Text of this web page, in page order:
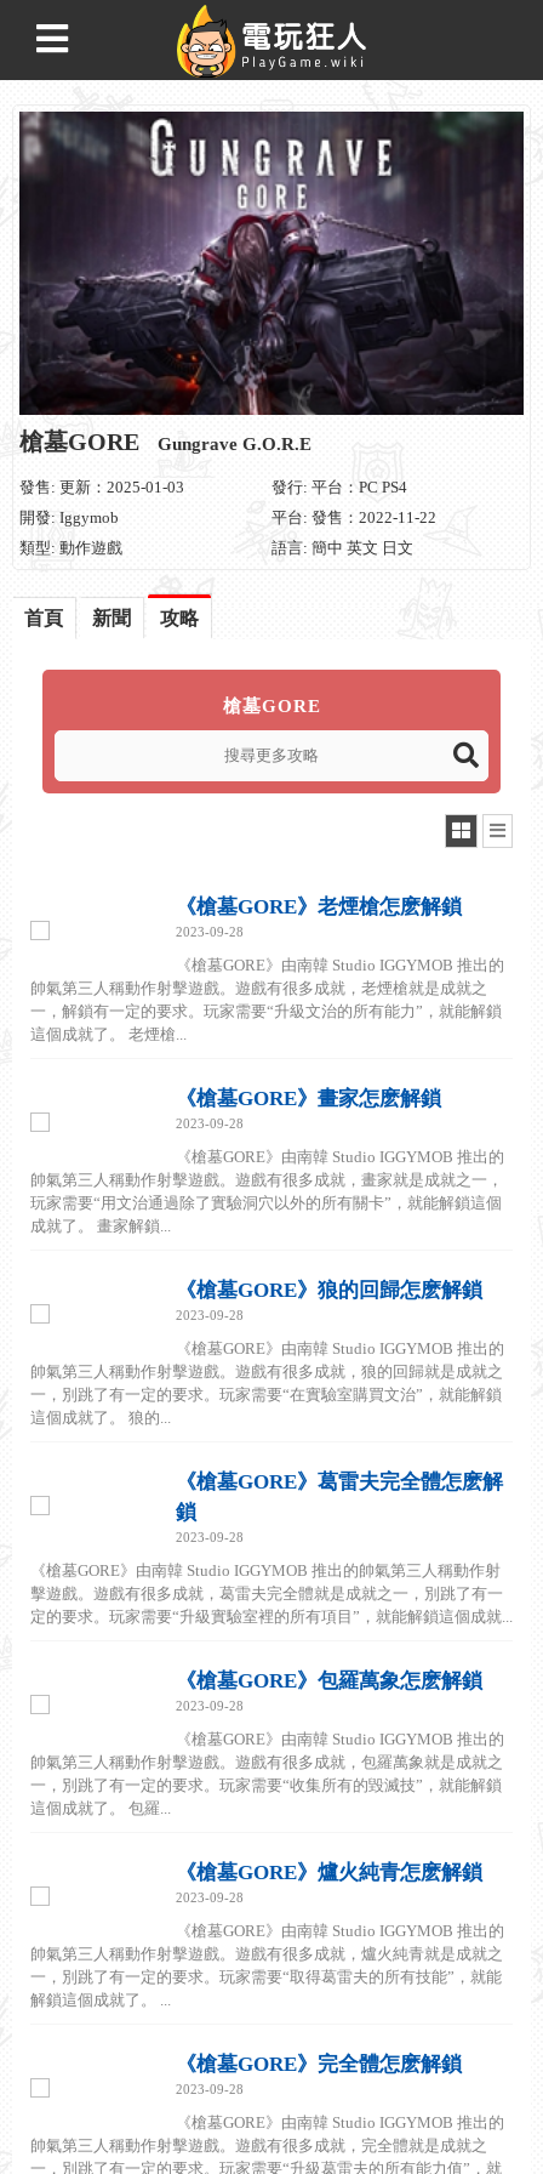
槍墓GORE Gungrave G.O.R.E
發售: 更新：2025-01-03
發行: 平台：PC PS4
開發: Iggymob
平台: 發售：2022-11-22
類型: 動作遊戲
語言: 簡中 英文 日文
首頁 新聞 攻略
槍墓GORE
《槍墓GORE》老煙槍怎麽解鎖
2023-09-28
《槍墓GORE》由南韓 Studio IGGYMOB 推出的
帥氣第三人稱動作射擊遊戲。遊戲有很多成就，老煙槍就是成就之
一，解鎖有一定的要求。玩家需要“升級文治的所有能力”，就能解鎖
這個成就了。 老煙槍...
《槍墓GORE》畫家怎麽解鎖
2023-09-28
《槍墓GORE》由南韓 Studio IGGYMOB 推出的
帥氣第三人稱動作射擊遊戲。遊戲有很多成就，畫家就是成就之一，
玩家需要“用文治通過除了實驗洞穴以外的所有關卡”，就能解鎖這個
成就了。 畫家解鎖...
《槍墓GORE》狼的回歸怎麽解鎖
2023-09-28
《槍墓GORE》由南韓 Studio IGGYMOB 推出的
帥氣第三人稱動作射擊遊戲。遊戲有很多成就，狼的回歸就是成就之
一，別跳了有一定的要求。玩家需要“在實驗室購買文治”，就能解鎖
這個成就了。 狼的...
《槍墓GORE》葛雷夫完全體怎麽解
鎖
2023-09-28
《槍墓GORE》由南韓 Studio IGGYMOB 推出的帥氣第三人稱動作射
擊遊戲。遊戲有很多成就，葛雷夫完全體就是成就之一，別跳了有一
定的要求。玩家需要“升級實驗室裡的所有項目”，就能解鎖這個成就...
《槍墓GORE》包羅萬象怎麽解鎖
2023-09-28
《槍墓GORE》由南韓 Studio IGGYMOB 推出的
帥氣第三人稱動作射擊遊戲。遊戲有很多成就，包羅萬象就是成就之
一，別跳了有一定的要求。玩家需要“收集所有的毀滅技”，就能解鎖
這個成就了。 包羅...
《槍墓GORE》爐火純青怎麽解鎖
2023-09-28
《槍墓GORE》由南韓 Studio IGGYMOB 推出的
帥氣第三人稱動作射擊遊戲。遊戲有很多成就，爐火純青就是成就之
一，別跳了有一定的要求。玩家需要“取得葛雷夫的所有技能”，就能
解鎖這個成就了。 ...
《槍墓GORE》完全體怎麽解鎖
2023-09-28
《槍墓GORE》由南韓 Studio IGGYMOB 推出的
帥氣第三人稱動作射擊遊戲。遊戲有很多成就，完全體就是成就之
一，別跳了有一定的要求。玩家需要“升級葛雷夫的所有能力值”，就